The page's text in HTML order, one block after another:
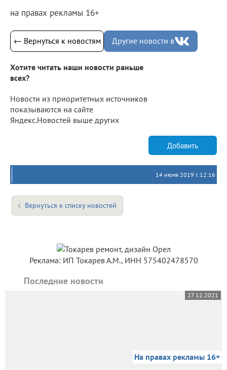
на правах рекламы 16+
← Вернуться к новостям Другие новости в
Хотите читать наши новости раньше
всех?
Новости из приоритетных источников
показываются на сайте
Яндекс.Новостей выше других
Добавить
14 июня 2019 г. 12:16
Вернуться к списку новостей
Реклама: ИП Токарев А.М., ИНН 575402478570
Последние новости
27.12.2021
На правах рекламы 16+